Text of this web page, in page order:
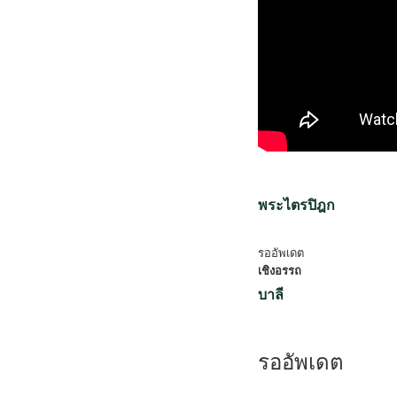
พระไตรปิฎก
รออัพเดต
เชิงอรรถ
บาลี
รออัพเดต